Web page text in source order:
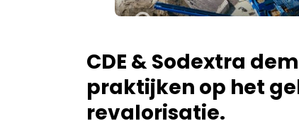
Podcasts
RecyclePro | Vakblad over de
Vacature aanmelden
Vacatures
CDE & Sodextra
praktijken op het
revalorisatie.